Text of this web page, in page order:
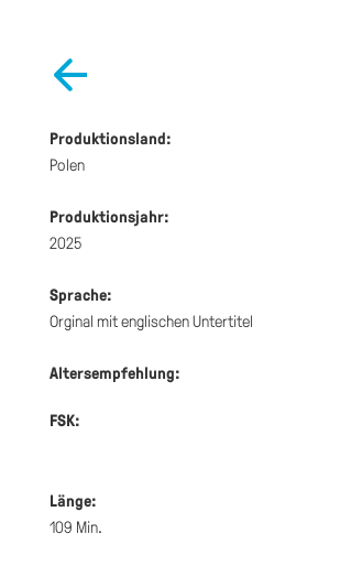
Produktionsland:
Polen
Produktionsjahr:
2025
Sprache:
Orginal mit englischen Untertitel
Altersempfehlung:
FSK:
Länge:
109 Min.